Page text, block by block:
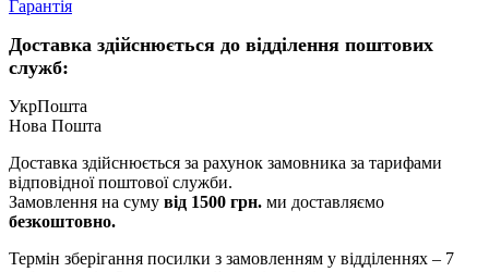
Гарантія
Доставка здійснюється до відділення поштових
служб:
УкрПошта
Нова Пошта
Доставка здійснюється за рахунок замовника за тарифами
відповідної поштової служби.
Замовлення на суму від 1500 грн. ми доставляємо
безкоштовно.
Термін зберігання посилки з замовленням у відділеннях – 7